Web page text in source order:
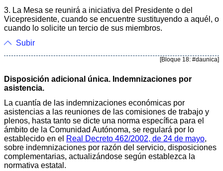
3. La Mesa se reunirá a iniciativa del Presidente o del
Vicepresidente, cuando se encuentre sustituyendo a aquél, o
cuando lo solicite un tercio de sus miembros.
Subir
[Bloque 18: #daunica]
Disposición adicional única. Indemnizaciones por
asistencia.
La cuantía de las indemnizaciones económicas por
asistencias a las reuniones de las comisiones de trabajo y
plenos, hasta tanto se dicte una norma específica para el
ámbito de la Comunidad Autónoma, se regulará por lo
establecido en el Real Decreto 462/2002, de 24 de mayo,
sobre indemnizaciones por razón del servicio, disposiciones
complementarias, actualizándose según establezca la
normativa estatal.